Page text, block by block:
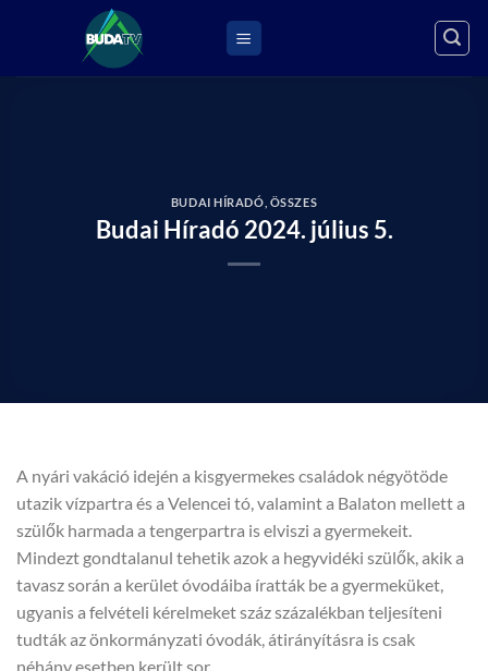
BUDAI HÍRADÓ ÖSSZES
Budai Híradó 2024. július 5.
A nyári vakáció idején a kisgyermekes családok négyötöde
utazik vízpartra és a Velencei tó, valamint a Balaton mellett a
szülők harmada a tengerpartra is elviszi a gyermekeit.
Mindezt gondtalanul tehetik azok a hegyvidéki szülők, akik a
tavasz során a kerület óvodáiba íratták be a gyermeküket,
ugyanis a felvételi kérelmeket száz százalékban teljesíteni
tudták az önkormányzati óvodák, átirányításra is csak
néhány esetben került sor.